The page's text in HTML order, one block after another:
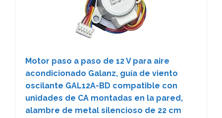
Motor paso a paso de 12 V para aire
acondicionado Galanz, guía de viento
oscilante GAL12A-BD compatible con
unidades de CA montadas en la pared,
alambre de metal silencioso de 22 cm